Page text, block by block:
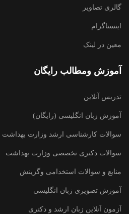
گالری تصاویر
اینستاگرام
معین در لینک
آموزش ومطالب رایگان
تدریس آنلاین
آموزش زبان انگلیسی (رایگان)
سوالات کارشناسی ارشد وزارت بهداشت
سوالات دکتری تخصصی وزارت بهداشت
منابع و سوالات استخدامی وگزینش
آموزش تصویری زبان انگلیسی
آزمون آنلاین زبان ارشد و دکتری